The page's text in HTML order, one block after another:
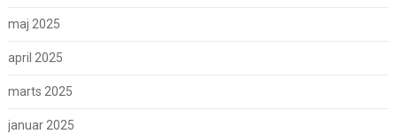
maj 2025
april 2025
marts 2025
januar 2025